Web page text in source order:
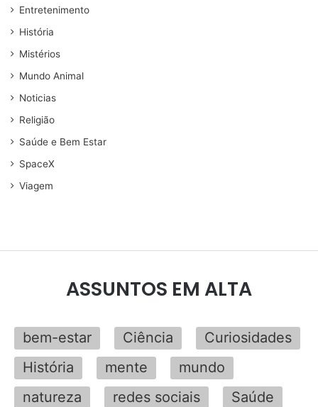
Entretenimento
História
Mistérios
Mundo Animal
Noticias
Religião
Saúde e Bem Estar
SpaceX
Viagem
ASSUNTOS EM ALTA
bem-estar Ciência
Curiosidades
História
mente
mundo
natureza
redes sociais
Saúde